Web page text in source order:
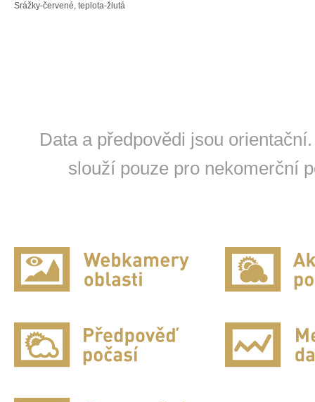
Srážky-červené, teplota-žlutá
Data a předpovědi jsou
slouží pouze pro nekomerční